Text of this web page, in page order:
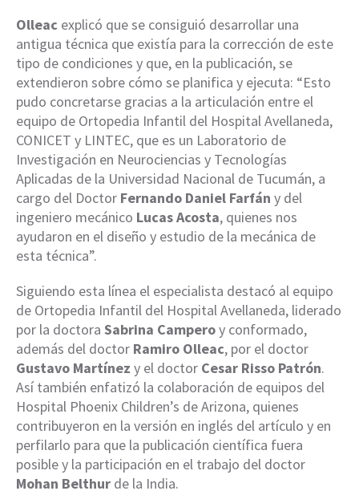
Olleac explicó que se consiguió desarrollar una
antigua técnica que existía para la corrección de este
tipo de condiciones y que, en la publicación, se
extendieron sobre cómo se planifica y ejecuta: “Esto
pudo concretarse gracias a la articulación entre el
equipo de Ortopedia Infantil del Hospital Avellaneda,
CONICET y LINTEC, que es un Laboratorio de
Investigación en Neurociencias y Tecnologías
Aplicadas de la Universidad Nacional de Tucumán, a
cargo del Doctor Fernando Daniel Farfán y del
ingeniero mecánico Lucas Acosta, quienes nos
ayudaron en el diseño y estudio de la mecánica de
esta técnica”.
Siguiendo esta línea el especialista destacó al equipo
de Ortopedia Infantil del Hospital Avellaneda, liderado
por la doctora Sabrina Camperoy conformado,
además del doctor Ramiro Olleac, por el doctor
Gustavo Martínez y el doctor Cesar Risso Patrón.
Así también enfatizó la colaboración de equipos del
Hospital Phoenix Children’s de Arizona, quienes
contribuyeron en la versión en inglés del artículo y en
perfilarlo para que la publicación científica fuera
posible y la participación en el trabajo del doctor
Mohan Belthur de la India.